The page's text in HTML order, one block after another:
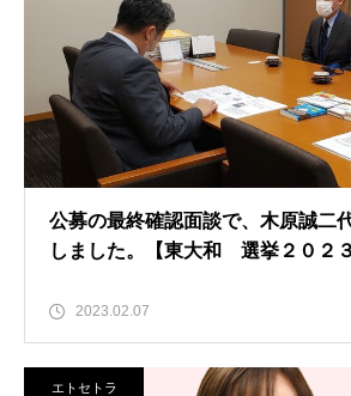
公募の最終確認面談で、木原誠二
しました。【東大和 選挙２０２３
2023.02.07
エトセトラ